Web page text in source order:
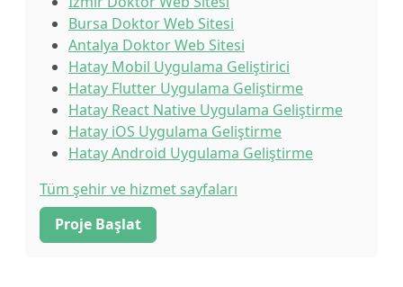
Bursa Doktor Web Sitesi
Antalya Doktor Web Sitesi
Hatay Mobil Uygulama Geliştirici
Hatay Flutter Uygulama Geliştirme
Hatay React Native Uygulama Geliştirme
Hatay iOS Uygulama Geliştirme
Hatay Android Uygulama Geliştirme
Tüm şehir ve hizmet sayfaları
Proje Başlat